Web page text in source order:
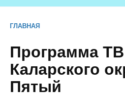
ГЛАВНАЯ
Программа
Каларского
Пятый